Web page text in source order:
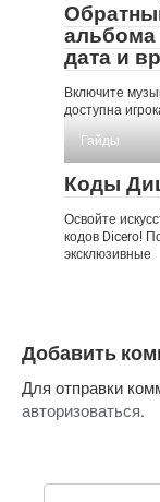
альбома
дата и
Включите
доступна
Гайды
Коды
Освойте
кодов Dicero!
эксклюзивные
Добавить
Для отправки
авторизоваться.
Поиск: